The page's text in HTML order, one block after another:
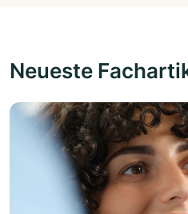
Neueste